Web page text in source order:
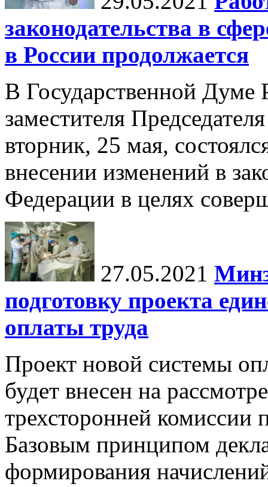
законодательства в
в России продолжается
В Государственной Думе
заместителя
вторник, 25 мая,
внесении изменений в
Федерации в целях
27.05.2021
подготовку проекта
оплаты труда
Проект новой системы
будет внесен на
трехсторонней комиссии
Базовым принципом
формирования